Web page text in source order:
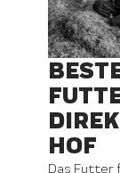
HOF
Das Futter